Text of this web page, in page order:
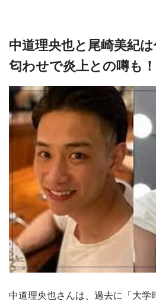
中道理央也と尾崎美紀
匂わせで炎上との噂も
中道理央也さんは、過去に「大学